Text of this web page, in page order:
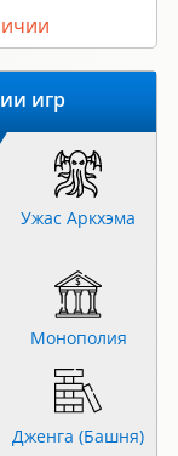
игр
Ужас Аркхэма
Монополия
Дженга (Башня)